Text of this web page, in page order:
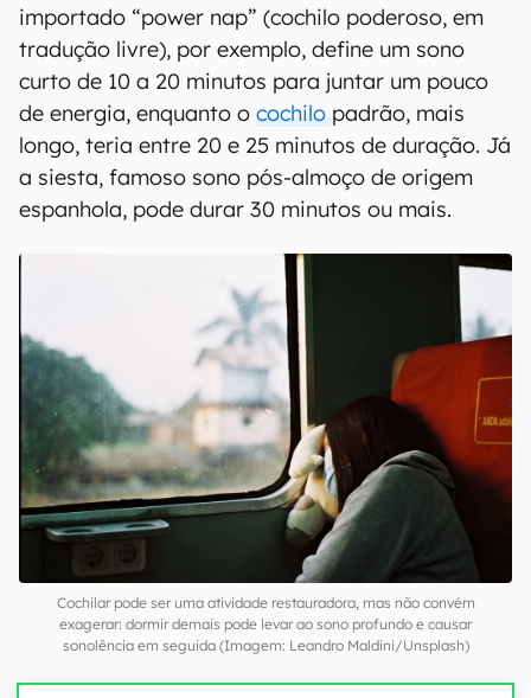
importado “power nap” (cochilo poderoso, em
tradução livre), por exemplo, define um sono
curto de 10 a 20 minutos para juntar um pouco
de energia, enquanto o cochilo padrão, mais
longo, teria entre 20 e 25 minutos de duração. Já
a siesta, famoso sono pós-almoço de origem
espanhola, pode durar 30 minutos ou mais.
Cochilar pode ser uma atividade restauradora, mas não convém
exagerar: dormir demais pode levar ao sono profundo e causar
sonolência em seguida (Imagem: Leandro Maldini/Unsplash)